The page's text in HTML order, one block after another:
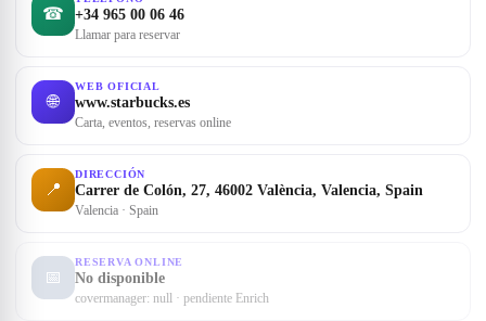
☎ +34 965 00 06 46
Llamar para reservar
🌐
WEB OFICIAL
www.starbucks.es
Carta, eventos, reservas online
📍
DIRECCIÓN
Carrer de Colón, 27, 46002 València, Valencia, Spain
Valencia · Spain
📅
RESERVA ONLINE
No disponible
covermanager: null · pendiente Enrich